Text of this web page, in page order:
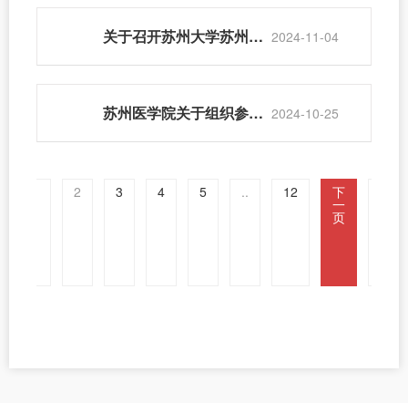
关于召开苏州大学苏州医学院2025年国家自然科学基金申报启动会的通知 2024-11-04
苏州医学院关于组织参加苏州大学2024年创新创业创意大赛的通知 2024-10-25
2 3 4 5 .. 12 下
一
页